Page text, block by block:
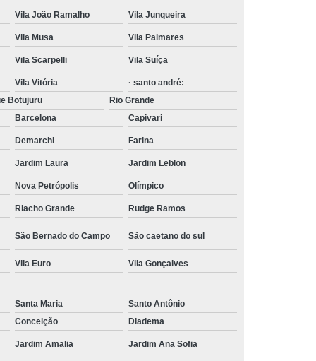
Vila João Ramalho Vila Junqueira
Vila Musa Vila Palmares
Vila Scarpelli Vila Suíça
Vila Vitória
· santo andré:
Botujuru
Rio Grande
Barcelona Capivari
Demarchi Farina
Jardim Laura Jardim Leblon
Nova Petrópolis Olímpico
Riacho Grande Rudge Ramos
São Bernado do Campo São caetano do sul
Vila Euro Vila Gonçalves
Santa Maria
Santo Antônio
Conceição Diadema
Jardim Amalia Jardim Ana Sofia